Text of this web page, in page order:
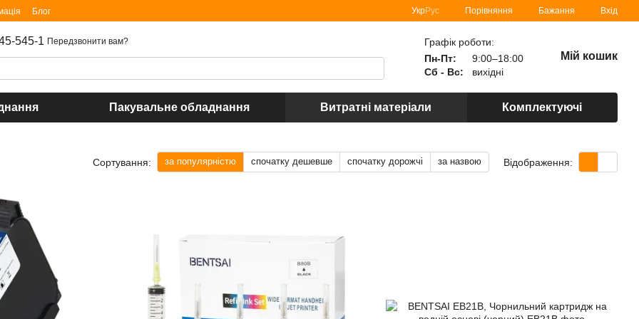
Блог УкрРус Порівняння Бажання Вхід
545-1 Передзвонити вам?
Графік роботи:
Пн-Пт:
9:00–18:00
Сб - Вс:
вихідні
Мій кошик
Пакувальне обладнання Витратні матеріали Комплектуючі
Сортування: за популярністю спочатку дешевше спочатку дорожчі за назвою Відображення: